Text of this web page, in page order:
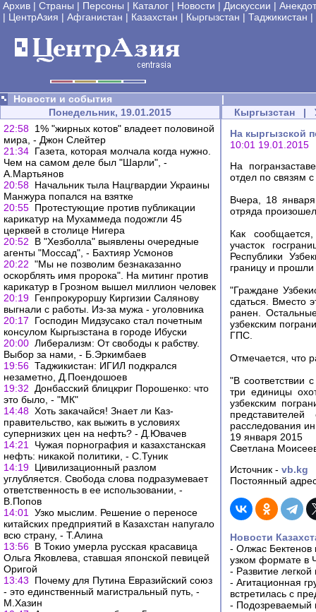
Архив | Страны | Персоны | Каталог | Новости | Дискуссии |
| ЦентрАзия | Афганистан | Казахстан | Кыргызстан | Таджикистан |
Новости и события
|
Понедельник, 19.01.2015
22:58 1% "жирных котов" владеет половиной
мира, - Джон Слейтер
21:34 Газета, которая молчала когда нужно.
Чем на самом деле был "Шарли", -
А.Мартьянов
20:58 Начальник тыла Нацгвардии Украины
Манжура попался на взятке
20:55 Протестующие против публикации
карикатур на Мухаммеда подожгли 45
церквей в столице Нигера
20:52
В "Хезболла" выявлены очередные
агенты "Моссад", - Бахтияр Усмонов
20:22 "Мы не позволим безнаказанно
оскорблять имя пророка". На митинг против
карикатур в Грозном вышел миллион человек
20:19 Генпрокуроршу Киргизии Салянову
выгнали с работы. Из-за мужа - уголовника
20:17
Господин Мидзусако стал почетным
консулом Кыргызстана в городе Ибуски
20:00 Либерализм: От свободы к рабству.
Выбор за нами, - Б.Эркимбаев
19:56 Таджикистан: ИГИЛ подкрался
незаметно, Д.Поендошоев
19:32
Донбасский блицкриг Порошенко: что
это было, - "МК"
14:48 Хоть закачайся! Знает ли Каз-
правительство, как выжить в условиях
супернизких цен на нефть? - Д.Ювачев
14:21
Чужая порнография и казахстанская
нефть: никакой политики, - С.Туник
14:19 Цивилизационный разлом
углубляется. Свобода слова подразумевает
ответственность в ее использовании, -
В.Попов
14:01
Узко мыслим. Решение о переносе
китайских предприятий в Казахстан напугало
всю страну, - Т.Алина
13:56 В Токио умерла русская красавица
Ольга Яковлева, ставшая японской певицей
Оригой
13:43
Почему для Путина Евразийский союз
- это единственный магистральный путь, -
М.Хазин
Кыргызстан |
На кыргызской
10:01 19.01.2015
На
отдел по связям
Вчера, 18
отряда
Как сообщается,
участок
Республики
границу и
"Граждане
сдаться. Вместо
ранен.
узбекским
ГПС.
Отмечается, что
"В соответствии
три единицы
узбекским
расследования
19 января 2015
Светлана
Источник - vb.kg
Постоянный
Новости
- Олжас Бектенов
узком формате в
- Развитие
- Агитационная
встретилась с
- Подозреваемый